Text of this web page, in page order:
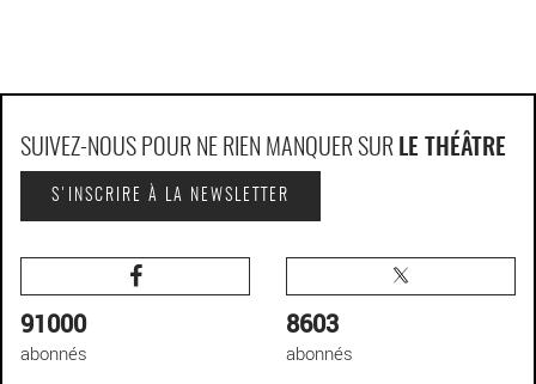
SUIVEZ-NOUS POUR NE RIEN MANQUER SUR LE THÉÂTRE
S'INSCRIRE À LA NEWSLETTER
91000
abonnés
8603
abonnés